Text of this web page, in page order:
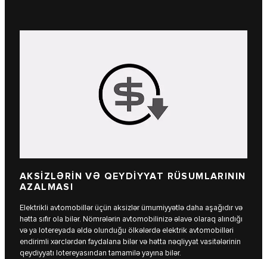
AKSİZLƏRİN VƏ QEYDİYYAT RÜSUMLARININ
AZALMASI
Elektrikli avtomobillər üçün aksizlər ümumiyyətlə daha aşağıdır və
hətta sıfır ola bilər. Nömrələrin avtomobilinizə əlavə olaraq alındığı
və ya lotereyada əldə olunduğu ölkələrdə elektrik avtomobilləri
endirimli xərclərdən faydalana bilər və hətta nəqliyyat vasitələrinin
qeydiyyatı lotereyasından tamamilə yayına bilər.